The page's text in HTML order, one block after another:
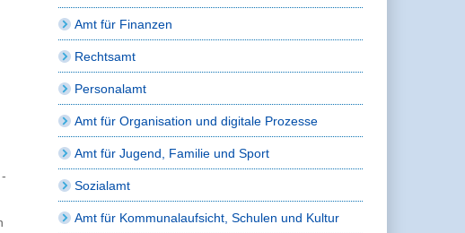
Amt für Finanzen
Rechtsamt
Personalamt
Amt für Organisation und digitale Prozesse
Amt für Jugend, Familie und Sport
Sozialamt
Amt für Kommunalaufsicht, Schulen und Kultur